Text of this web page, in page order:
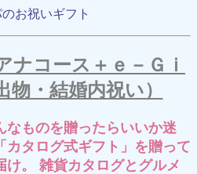
お祝いギフト
ナコース＋ｅ－Ｇｉ
物・結婚内祝い）
なものを贈ったらいいか迷
カタログ式ギフト」を贈って
け。 雑貨カタログとグルメ